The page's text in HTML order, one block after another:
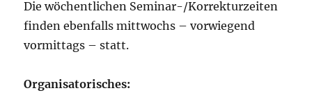
Die wöchentlichen Seminar-/Korrekturzeiten
finden ebenfalls mittwochs – vorwiegend
vormittags – statt.
Organisatorisches: